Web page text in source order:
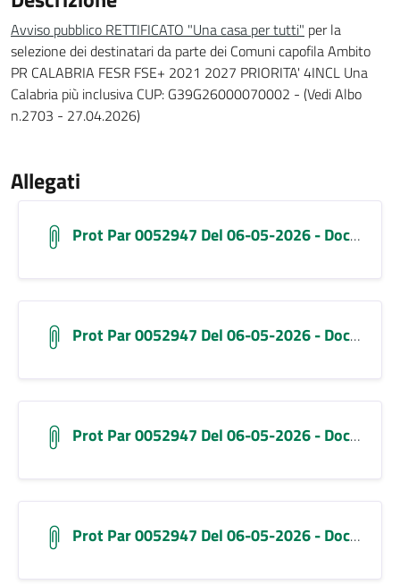
Avviso pubblico RETTIFICATO "Una casa per tutti" per la
selezione dei destinatari da parte dei Comuni capofila Ambito
PR CALABRIA FESR FSE+ 2021 2027 PRIORITA' 4INCL Una
Calabria più inclusiva CUP: G39G26000070002 - (Vedi Albo
n.2703 - 27.04.2026)
Allegati
Prot Par 0052947 Del 06-05-2026 - Documento Alleg(2)
Prot Par 0052947 Del 06-05-2026 - Documento Alleg(1)
Prot Par 0052947 Del 06-05-2026 - Documento Alleg
Prot Par 0052947 Del 06-05-2026 - Documento Alleg